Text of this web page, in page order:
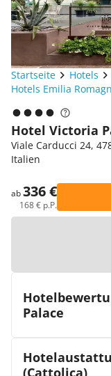
Startseite Hotels
Hotels Emilia
Hotel Victoria
Viale Carducci 24,
Italien
ab336 €
168 € p.P.
Palace
(Cattolica)